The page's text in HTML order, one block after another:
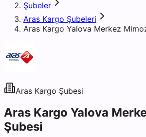
Şubeler
Aras Kargo Şubeleri
Aras Kargo Yalova Merkez
Aras Kargo Şubesi
Aras Kargo Yalova
Şubesi